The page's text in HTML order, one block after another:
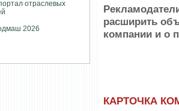
расширить
компании и о
КАРТОЧКА